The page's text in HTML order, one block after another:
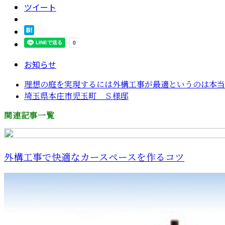
ツイート
お知らせ
理想の庭を実現するには外構工事が最適というのは本
埼玉県本庄市児玉町 Ｓ様邸
関連記事一覧
外構工事で快適なカースペースを作るコツ